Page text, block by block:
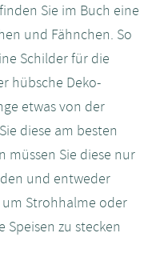
Sie im Buch eine
und Fähnchen. So
Schilder für die
hübsche Deko-
etwas von der
diese am besten
müssen Sie diese nur
und entweder
Strohhalme oder
zu stecken